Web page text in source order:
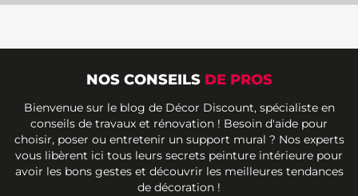
NOS CONSEILS DE PROS
Bienvenue sur le blog de Décor Discount, spécialiste en
conseils de travaux et rénovation ! Besoin d'aide pour
choisir, poser ou entretenir un support mural ? Nos experts
vous libèrent ici tous leurs secrets peinture intérieure pour
avoir les bons gestes et découvrir les meilleures tendances
de décoration !